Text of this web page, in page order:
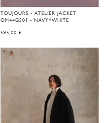
TOUJOURS - ATELIER JACKET
QM44GS01 - NAVY*WHITE
595,00 €